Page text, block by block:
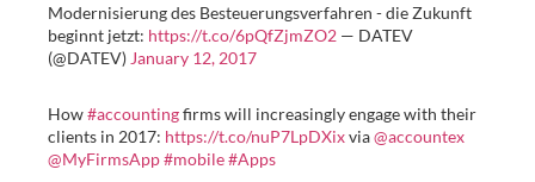
Modernisierung des Besteuerungsverfahren - die Zukunft
beginnt jetzt: https://t.co/6pQfZjmZO2 — DATEV
(@DATEV) January 12, 2017
How#accountingfirms will increasingly engage with their
clients in 2017: https://t.co/nuP7LpDXixvia@accountex
@MyFirmsApp#mobile#Apps